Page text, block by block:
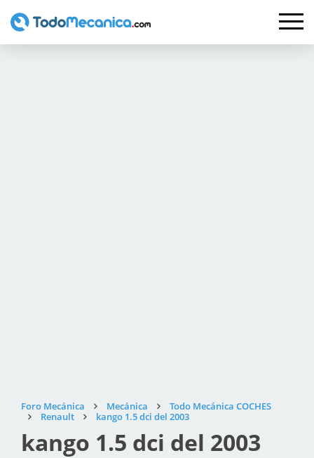
Foro Mecánica Mecánica
Todo Mecánica COCHES
Renault
kango 1.5 dci del 2003
kango 1.5 dci del 2003